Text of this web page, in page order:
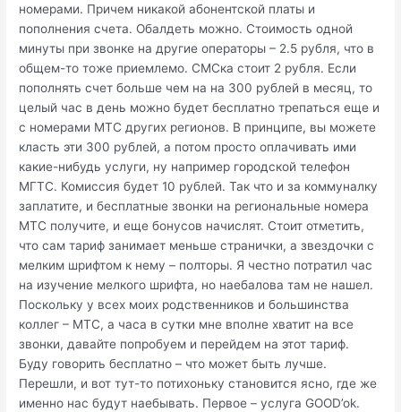
номерами. Причем никакой абонентской платы и
пополнения счета. Обалдеть можно. Стоимость одной
минуты при звонке на другие операторы – 2.5 рубля, что в
общем-то тоже приемлемо. СМСка стоит 2 рубля. Если
пополнять счет больше чем на на 300 рублей в месяц, то
целый час в день можно будет бесплатно трепаться еще и
с номерами МТС других регионов. В принципе, вы можете
класть эти 300 рублей, а потом просто оплачивать ими
какие-нибудь услуги, ну например городской телефон
МГТС. Комиссия будет 10 рублей. Так что и за коммуналку
заплатите, и бесплатные звонки на региональные номера
МТС получите, и еще бонусов начислят. Стоит отметить,
что сам тариф занимает меньше странички, а звездочки с
мелким шрифтом к нему – полторы. Я честно потратил час
на изучение мелкого шрифта, но наебалова там не нашел.
Поскольку у всех моих родственников и большинства
коллег – МТС, а часа в сутки мне вполне хватит на все
звонки, давайте попробуем и перейдем на этот тариф.
Буду говорить бесплатно – что может быть лучше.
Перешли, и вот тут-то потихоньку становится ясно, где же
именно нас будут наебывать. Первое – услуга GOOD’ok.